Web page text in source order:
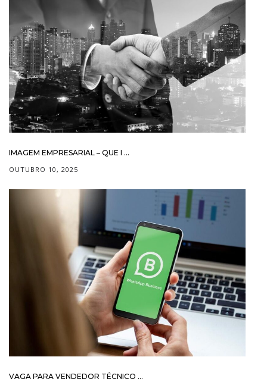
IMAGEM EMPRESARIAL – QUE I ...
OUTUBRO 10, 2025
VAGA PARA VENDEDOR TÉCNICO ...